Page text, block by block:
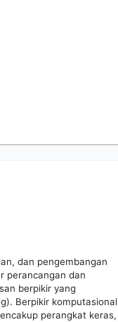
dan pengembangan
perancangan dan
berpikir yang
Berpikir komputasional
perangkat keras,